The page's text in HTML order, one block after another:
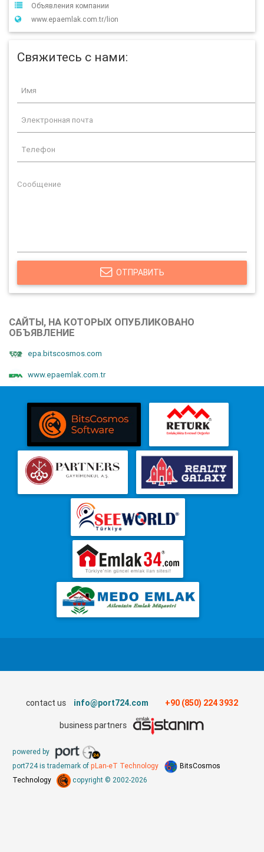
Объявления компании
www.epaemlak.com.tr/lion
Свяжитесь с нами:
ОТПРАВИТЬ
САЙТЫ, НА КОТОРЫХ ОПУБЛИКОВАНО
ОБЪЯВЛЕНИЕ
epa.bitscosmos.com
www.epaemlak.com.tr
contact us info@port724.com +90 (850) 224 3932
business partners
powered by
port724 is trademark of pLan-eT Technology
BitsCosmos
Technology
copyright © 2002-2026